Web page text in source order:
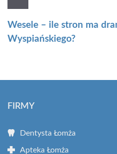
Wesele – ile stron ma
Wyspiańskiego?
FIRMY
Dentysta Łomża
Apteka Łomża